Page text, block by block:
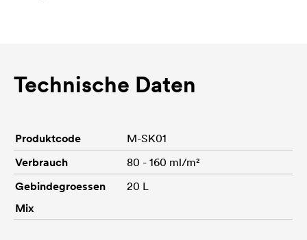
Technische Daten
Produktcode
M-SK01
Verbrauch
80 - 160 ml/m²
Gebindegroessen
Mix
20 L